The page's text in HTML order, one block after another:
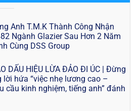
Anh T.M.K Thành Công Nhận
Ngành Glazier Sau Hơn 2 Năm
Cùng DSS Group
DẤU HIỆU LỪA ĐẢO ĐI ÚC | Đừng
lời hứa “việc nhẹ lương cao –
cầu kinh nghiệm, tiếng anh” đánh